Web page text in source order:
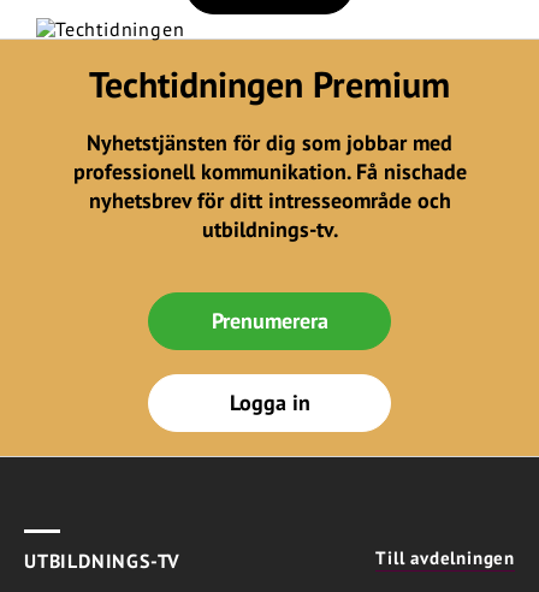
Techtidningen Premium
Nyhetstjänsten för dig som jobbar med
professionell kommunikation. Få nischade
nyhetsbrev för ditt intresseområde och
utbildnings-tv.
Prenumerera
Logga in
UTBILDNINGS-TV Till avdelningen